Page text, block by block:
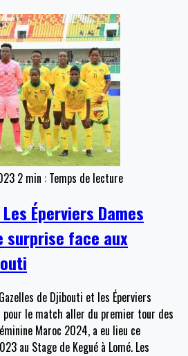
2 min : Temps de lecture
Éperviers Dames
surprise face aux
de Djibouti et les Éperviers
pour le match aller du premier tour des
Maroc 2024, a eu lieu ce
au Stage de Kegué à Lomé. Les